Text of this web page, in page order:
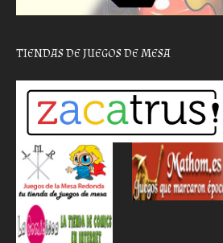
TIENDAS DE JUEGOS DE MESA